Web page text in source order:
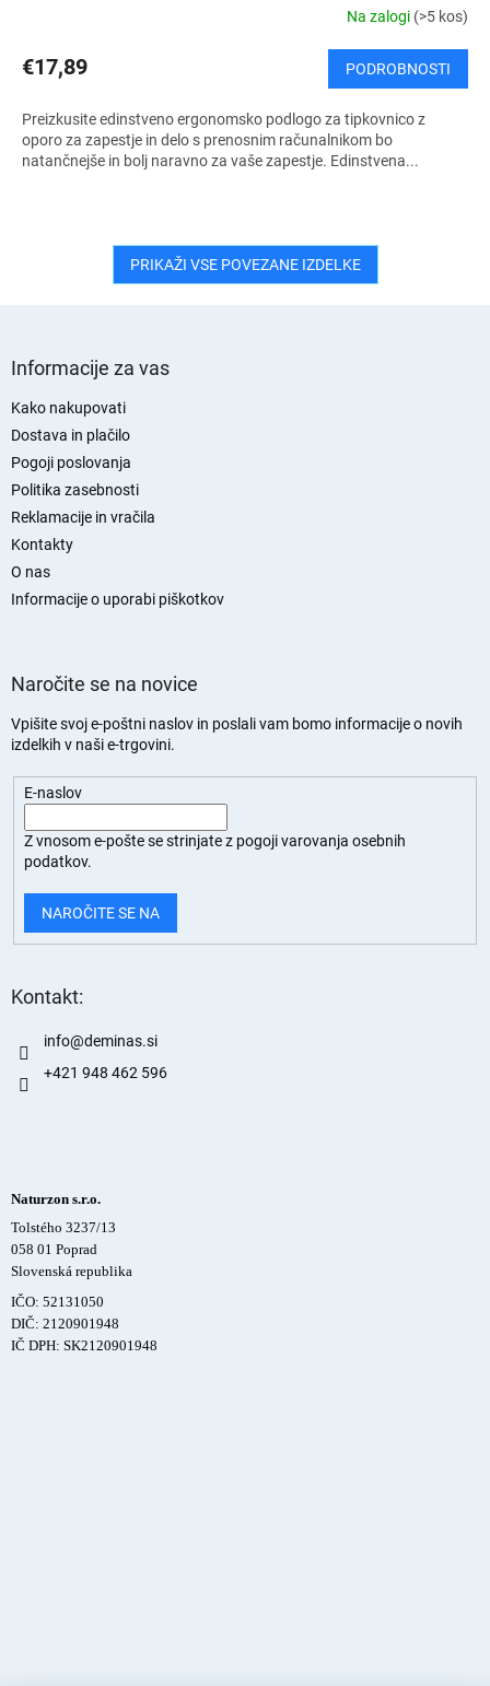
Na zalogi (>5 kos)
€17,89 PODROBNOSTI
Preizkusite edinstveno ergonomsko podlogo za tipkovnico z
oporo za zapestje in delo s prenosnim računalnikom bo
natančnejše in bolj naravno za vaše zapestje. Edinstvena...
PRIKAŽI VSE POVEZANE IZDELKE
Informacije za vas
Kako nakupovati
Dostava in plačilo
Pogoji poslovanja
Politika zasebnosti
Reklamacije in vračila
Kontakty
O nas
Informacije o uporabi piškotkov
Naročite se na novice
Vpišite svoj e-poštni naslov in poslali vam bomo informacije o novih
izdelkih v naši e-trgovini.
E-naslov
Z vnosom e-pošte se strinjate z pogoji varovanja osebnih
podatkov.
NAROČITE SE NA
Kontakt:
info@deminas.si
+421 948 462 596
Naturzon s.r.o.
Tolstého 3237/13
058 01 Poprad
Slovenská republika
IČO: 52131050
DIČ: 2120901948
IČ DPH: SK2120901948